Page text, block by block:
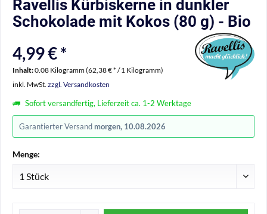
Ravellis Kürbiskerne in dunkler
Schokolade mit Kokos (80 g) - Bio
4,99 € *
Inhalt:0.08 Kilogramm (62,38 € * / 1 Kilogramm)
inkl. MwSt. zzgl. Versandkosten
Sofort versandfertig, Lieferzeit ca. 1-2 Werktage
Garantierter Versand morgen, 10.08.2026
Menge: